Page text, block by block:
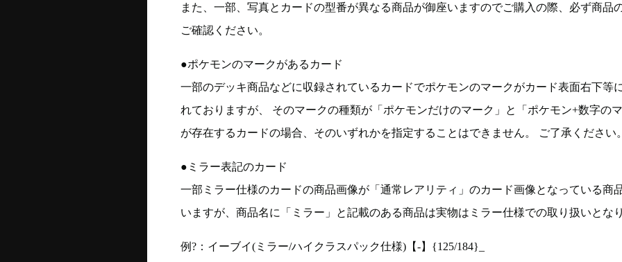
また、一部、写真とカードの型番が異なる商品が御座いますのでご購入の際、必ず商品
ご確認ください。
●ポケモンのマークがあるカード
一部のデッキ商品などに収録されているカードでポケモンのマークがカード表面右下等
れておりますが、 そのマークの種類が「ポケモンだけのマーク」と「ポケモン+数字のマ
が存在するカードの場合、そのいずれかを指定することはできません。 ご了承ください
●ミラー表記のカード
一部ミラー仕様のカードの商品画像が「通常レアリティ」のカード画像となっている商
いますが、商品名に「ミラー」と記載のある商品は実物はミラー仕様での取り扱いとなり
例?：イーブイ(ミラー/ハイクラスパック仕様)【-】{125/184}_